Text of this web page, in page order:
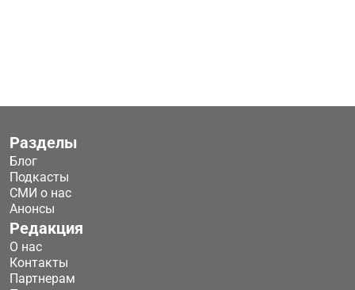
Разделы
Блог
Подкасты
СМИ о нас
Анонсы
Редакция
О нас
Контакты
Партнерам